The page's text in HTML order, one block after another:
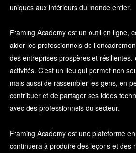
uniques aux intérieurs du monde entier.
Framing Academy est un outil en ligne,
aider les professionnels de
des entreprises prospères et résilientes,
activités. C’est un lieu qui permet non
mais aussi de rassembler les gens, en
contribuer et de partager ses idées
avec des professionnels du secteur.
Framing Academy est une plateforme
continuera à produire des leçons et des